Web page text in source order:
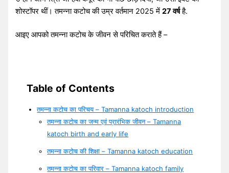
शोस्टॉपर थीं। तमन्ना कटोच की उम्र वर्तमान 2025 में27 वर्षहै.
आइए आपको तमन्ना कटोच के जीवन से परिचित कराते हैं –
Table of Contents
तमन्ना कटोच का परिचय – Tamanna katoch introduction
तमन्ना कटोच का जन्म एवं प्रारंभिक जीवन – Tamanna
katoch birth and early life
तमन्ना कटोच की शिक्षा – Tamanna katoch education
तमन्ना कटोच का परिवार – Tamanna katoch family